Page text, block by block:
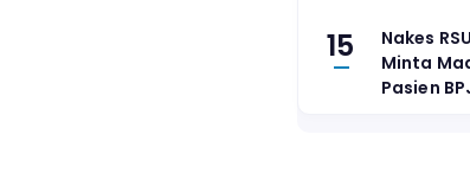
15
Nakes
Minta
Pasien